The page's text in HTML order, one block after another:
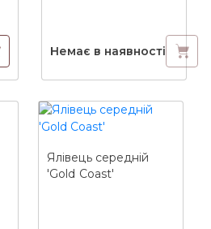
Немає в наявності
Ялівець середній
'Gold Coast'